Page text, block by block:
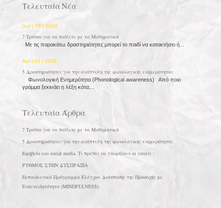
Τελευταία Νέα
Jun | 09 | 2016
7 Τρόποι για να παίξετε με τα Μαθηματικά
Με τις παρακάτω δραστηριότητες μπορεί το παιδί να κατακτήσει ή...
Apr | 05 | 2016
5 Δραστηριότητες για την ανάπτυξη της φωνολογικής ενημερότητας
Φωνολογική Ενημερότητα (Phonological awareness) Από ποιο
γράμμα ξεκινάει η λέξη κότα;...
Τελευταία Άρθρα
7 Τρόποι για να παίξετε με τα Μαθηματικά
5 Δραστηριότητες για την ανάπτυξη της φωνολογικής ενημερότητας
Εφηβεία και social media. Τι πρέπει να γνωρίζουν οι γονείς ;
ΡΥΘΜΟΣ ΣΤΗΝ ΔΥΣΠΡΑΞΙΑ
Εκπαιδευτικό Πρόγραμμα Ελέγχου Διάσπασης της Προσοχής με
Ενσυνειδητότητα (MINDFULNESS)